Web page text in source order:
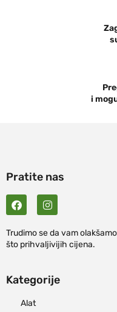
i
Pratite nas
Trudimo se da vam
što prihvaljivijih cijena.
Kategorije
Alat